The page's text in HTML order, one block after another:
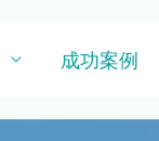
成功案例